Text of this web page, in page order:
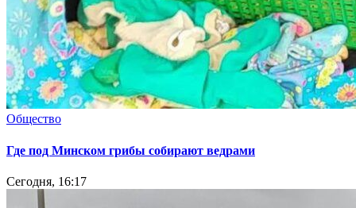
Общество
Где под Минском грибы собирают ведрами
Сегодня, 16:17